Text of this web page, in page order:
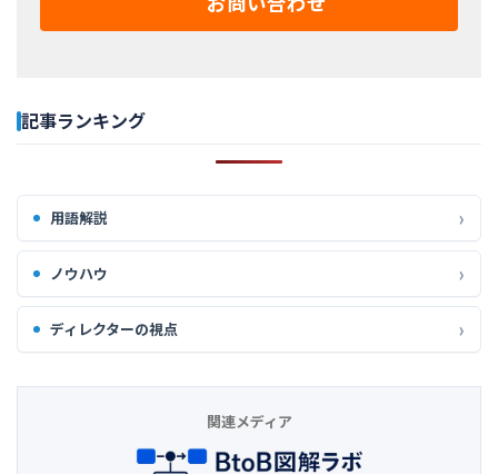
記事ランキング
用語解説
ノウハウ
ディレクターの視点
関連メディア